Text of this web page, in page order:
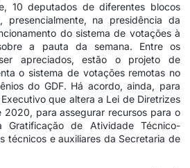
10 deputados de diferentes blocos
presencialmente, na presidência da
do sistema de votações à
a pauta da semana. Entre os
apreciados, estão o projeto de
o sistema de votações remotas no
do GDF. Há acordo, ainda, para
que altera a Lei de Diretrizes
2020, para assegurar recursos para o
Gratificação de Atividade Técnico-
técnicos e auxiliares da Secretaria de